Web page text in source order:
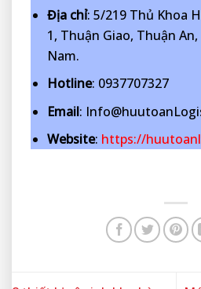
Địa chỉ: 5/219 Thủ Khoa
1, Thuận Giao, Thuận
Nam.
Hotline: 0937707327
Email:
Website: https://